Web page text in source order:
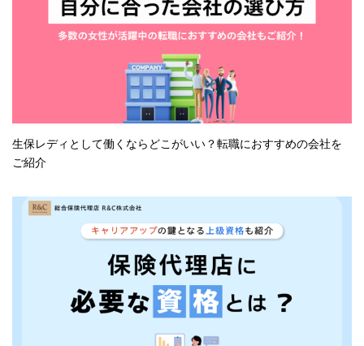
生保レディとして働くならどこがいい？転職におすすめの会社を
ご紹介